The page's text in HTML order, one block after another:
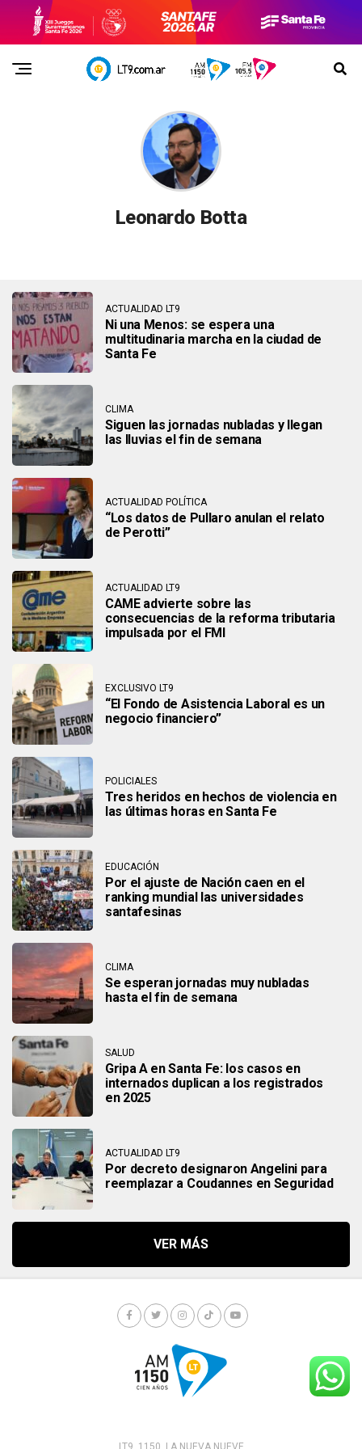
Leonardo Botta
ACTUALIDAD LT9
Ni una Menos: se espera una
multitudinaria marcha en la ciudad de
Santa Fe
CLIMA
Siguen las jornadas nubladas y llegan
las lluvias el fin de semana
ACTUALIDAD POLÍTICA
“Los datos de Pullaro anulan el relato
de Perotti”
ACTUALIDAD LT9
CAME advierte sobre las
consecuencias de la reforma tributaria
impulsada por el FMI
EXCLUSIVO LT9
“El Fondo de Asistencia Laboral es un
negocio financiero”
POLICIALES
Tres heridos en hechos de violencia en
las últimas horas en Santa Fe
EDUCACIÓN
Por el ajuste de Nación caen en el
ranking mundial las universidades
santafesinas
CLIMA
Se esperan jornadas muy nubladas
hasta el fin de semana
SALUD
Gripa A en Santa Fe: los casos en
internados duplican a los registrados
en 2025
ACTUALIDAD LT9
Por decreto designaron Angelini para
reemplazar a Coudannes en Seguridad